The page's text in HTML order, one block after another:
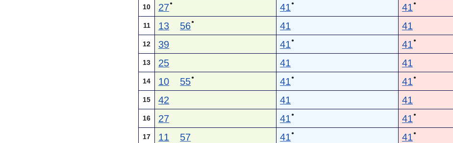
10 27● 41 ● 41 ●
11 13 56● 41 41
12 39 41 ● 41 ●
13 25 41 41
14 10 55● 41 ● 41 ●
15 42 41 41
16 27 41 ● 41 ●
17 11 57 41 ● 41 ●